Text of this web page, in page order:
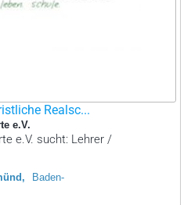
Realsc...
e.V.
e.V. sucht: Lehrer /
Baden-